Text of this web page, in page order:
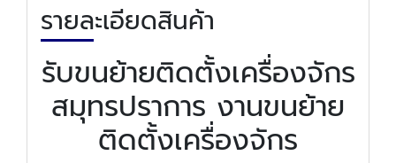
รายละเอียดสินค้า
รับขนย้ายติดตั้งเครื่องจักร
สมุทรปราการ งานขนย้าย
ติดตั้งเครื่องจักร